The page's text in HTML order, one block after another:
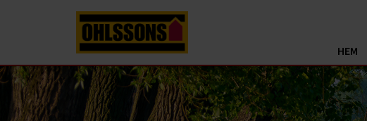
HEM